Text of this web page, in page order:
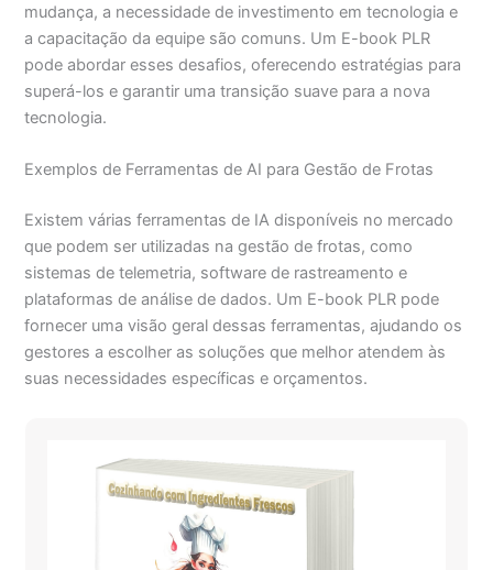
mudança, a necessidade de investimento em tecnologia e
a capacitação da equipe são comuns. Um E-book PLR
pode abordar esses desafios, oferecendo estratégias para
superá-los e garantir uma transição suave para a nova
tecnologia.
Exemplos de Ferramentas de AI para Gestão de Frotas
Existem várias ferramentas de IA disponíveis no mercado
que podem ser utilizadas na gestão de frotas, como
sistemas de telemetria, software de rastreamento e
plataformas de análise de dados. Um E-book PLR pode
fornecer uma visão geral dessas ferramentas, ajudando os
gestores a escolher as soluções que melhor atendem às
suas necessidades específicas e orçamentos.